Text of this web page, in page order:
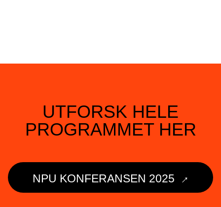
UTFORSK HELE
PROGRAMMET HER
NPU KONFERANSEN 2025 →